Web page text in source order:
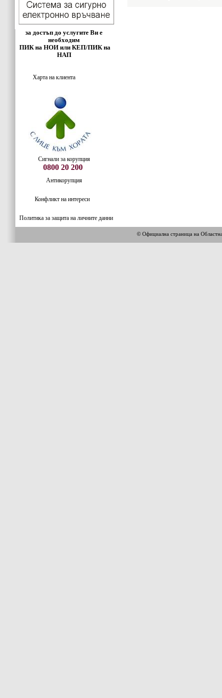
за достъп до услугите Ви е
необходим
ПИК на НОИ или КЕП/ПИК на
НАП
Харта на клиента
Сигнали за корупция
0800 20 200
Антикорупция
Конфликт на интереси
Политика за защита на личните данни
© Официална страница на